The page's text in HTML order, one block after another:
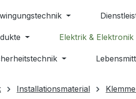
Elektrik & Elektronik
Installationsmaterial